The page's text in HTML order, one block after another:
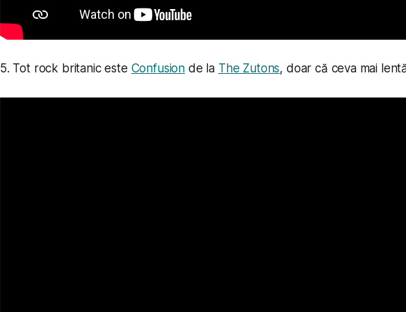
5. Tot rock britanic este Confusion de la The Zutons, doar că ceva mai